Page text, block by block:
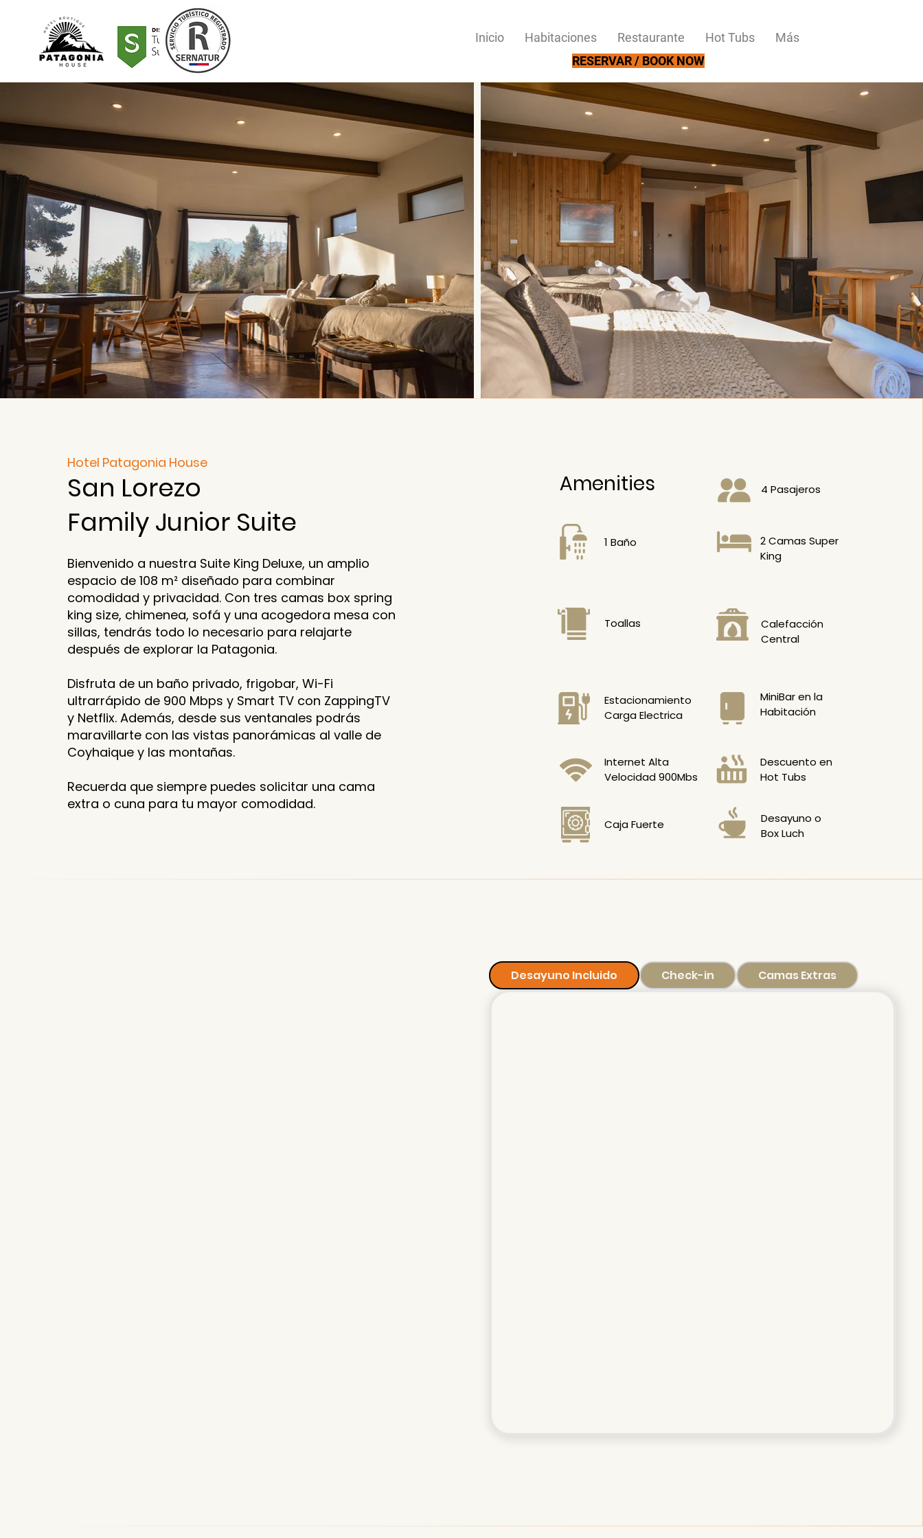
Inicio Habitaciones Restaurante Hot Tubs
Más
RESERVAR / BOOK NOW
Hotel Patagonia House
San Lorezo
Family Junior Suite
Bienvenido a nuestra Suite King Deluxe, un amplio
espacio de 108 m² diseñado para combinar
comodidad y privacidad. Con tres camas box spring
king size, chimenea, sofá y una acogedora mesa con
sillas, tendrás todo lo necesario para relajarte
después de explorar la Patagonia.
Disfruta de un baño privado, frigobar, Wi-Fi
ultrarrápido de 900 Mbps y Smart TV con ZappingTV
y Netflix. Además, desde sus ventanales podrás
maravillarte con las vistas panorámicas al valle de
Coyhaique y las montañas.
Recuerda que siempre puedes solicitar una cama
extra o cuna para tu mayor comodidad.
Amenities
1 Baño
4 Pasajeros
2 Camas Super
King
Toallas
Calefacción
Central
Estacionamiento
Carga Electrica
MiniBar en la
Habitación
Internet Alta
Velocidad 900Mbs
Descuento en
Hot Tubs
Caja Fuerte
Desayuno o
Box Luch
Desayuno Incluido Check-in Camas Extras